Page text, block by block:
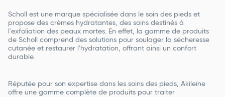
Scholl est une marque spécialisée dans le soin des pieds et
propose des crèmes hydratantes, des soins destinés à
l'exfoliation des peaux mortes. En effet, la gamme de produits
de Scholl comprend des solutions pour soulager la sécheresse
cutanée et restaurer l'hydratation, offrant ainsi un confort
durable.
Réputée pour son expertise dans les soins des pieds, Akileïne
offre une gamme complète de produits pour traiter